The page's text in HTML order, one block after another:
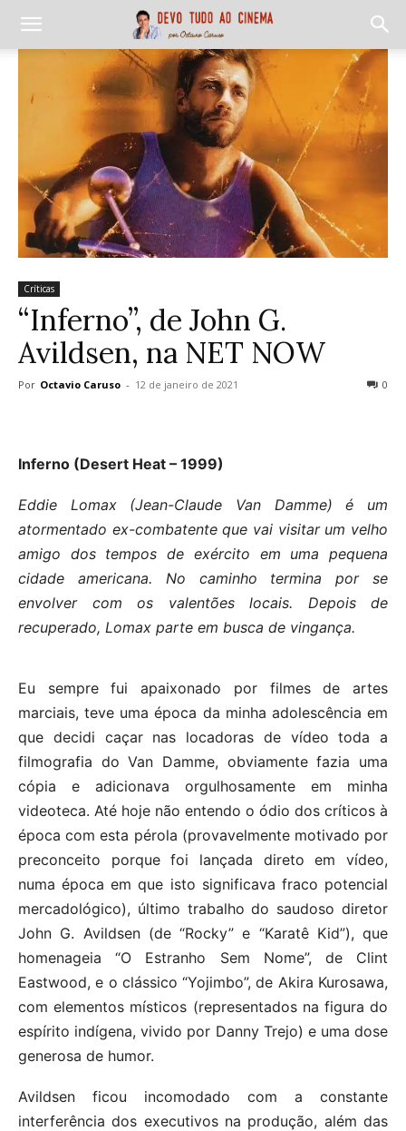
Críticas
“Inferno”, de John G.
Avildsen, na NET NOW
Por Octavio Caruso - 12 de janeiro de 2021 0
Inferno (Desert Heat – 1999)
Eddie Lomax (Jean-Claude Van Damme) é um
atormentado ex-combatente que vai visitar um velho
amigo dos tempos de exército em uma pequena
cidade americana. No caminho termina por se
envolver com os valentões locais. Depois de
recuperado, Lomax parte em busca de vingança.
Eu sempre fui apaixonado por filmes de artes
marciais, teve uma época da minha adolescência em
que decidi caçar nas locadoras de vídeo toda a
filmografia do Van Damme, obviamente fazia uma
cópia e adicionava orgulhosamente em minha
videoteca. Até hoje não entendo o ódio dos críticos à
época com esta pérola (provavelmente motivado por
preconceito porque foi lançada direto em vídeo,
numa época em que isto significava fraco potencial
mercadológico), último trabalho do saudoso diretor
John G. Avildsen (de “Rocky” e “Karatê Kid”), que
homenageia “O Estranho Sem Nome”, de Clint
Eastwood, e o clássico “Yojimbo”, de Akira Kurosawa,
com elementos místicos (representados na figura do
espírito indígena, vivido por Danny Trejo) e uma dose
generosa de humor.
Avildsen ficou incomodado com a constante
interferência dos executivos na produção, além das